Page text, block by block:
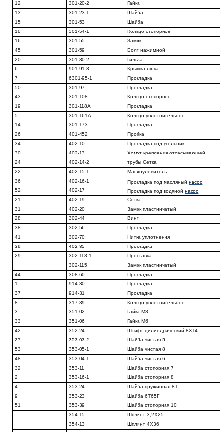
12
301-20-2
Гайка
13
301-23-1
Шайба
15
301-53
Шайба
18
301-54-1
Кольцо стопорное
16
301-55
Замок
45
301-59
Болт нажимной
20
301-80-2
Гильза
6
901-91-3
Крышка люка
7
6301-95-1
Прокладка
50
301-97
Прокладка
43
301-108
Кольцо стопорное
19
301-118А
Прокладка
5
301-161А
Кольцо уплотнительное
14
301-173
Прокладка
26
401-452
Пробка
34
402-10
Прокладка под угольник
30
402-13
Хомут крепления отсасывающей
24
402-14-2
трубы Сетка
22
402-15-1
Маслоуловитель
36
402-16-1 Прокладка под масляный насос
52
402-17 Прокладка под водяной насос
21
402-19
Сетка
31
402-20
Замок пластинчатый
28
302-44
Винт
38
302-56
Прокладка
41
302-70
Нитка уплотнения
39
402-85
Прокладка
29
302-113-1
Проставка
302-115
Замок пластинчатый
44
308-60
Прокладка
1
914-30
Прокладка
37
914-31
Прокладка
8
317-39
Кольцо уплотнительное
3
351-02
Гайка М8
33
351-06
Гайка Мб
42
352-24
Штифт цилиндрический 8X14
27
353-03-2
Шайба чистая 5
53
353-05-1
Шайба чистая 8
48
353-04-1
Шайба чистая 6
32
353-11
Шайба стопорная 7
2
353-16-1
Шайба стопорная 8
4
353-24
Шайба пружинная 8Т
9
353-23
Шайба 6Т65Г
51
353-39
Шайба стопорная 10
354-15
Шплинт 3,2X25
354-13
Шплинт 4X36